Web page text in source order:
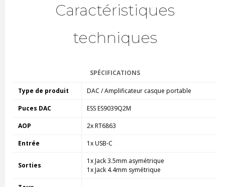
Caractéristiques
techniques
SPÉCIFICATIONS
Type de produit DAC / Amplificateur casque portable
Puces DAC ESS ES9039Q2M
AOP 2x RT6863
Entrée 1x USB-C
Sorties
1x Jack 3.5mm asymétrique
1x Jack 4.4mm symétrique